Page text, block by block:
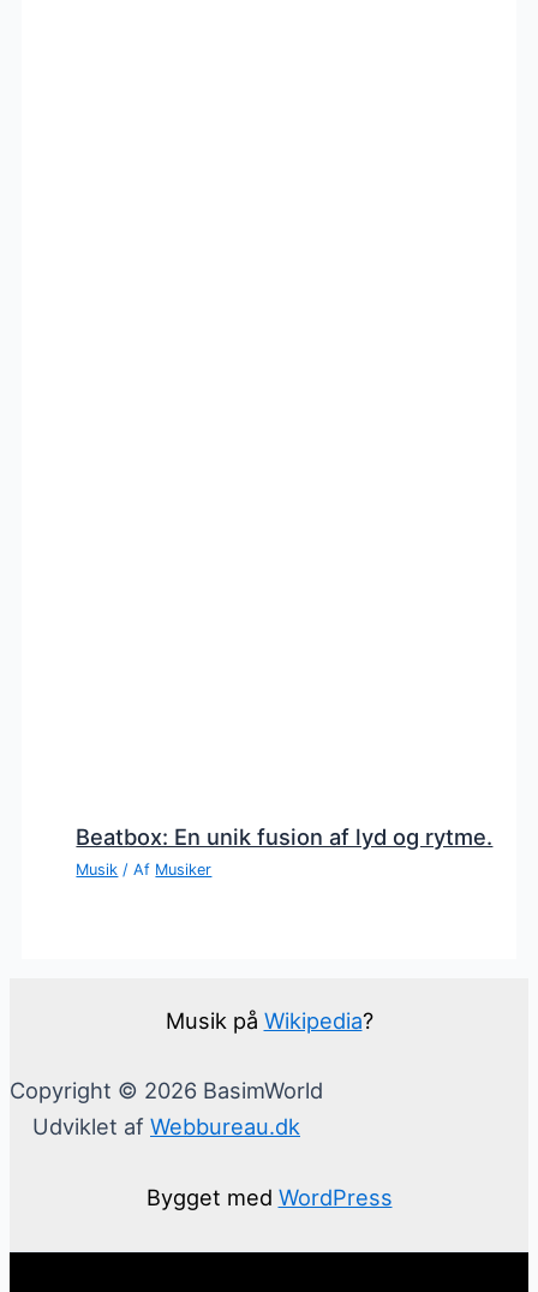
Beatbox: En unik fusion af lyd og rytme.
Musik / Af Musiker
Musik på Wikipedia?
Copyright © 2026 BasimWorld
Udviklet af Webbureau.dk
Bygget med WordPress